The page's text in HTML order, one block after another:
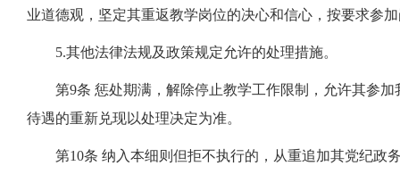
业道德观，坚定其重返教学岗位的决心和信心，按要求参
5.其他法律法规及政策规定允许的处理措施。
第9条 惩处期满，解除停止教学工作限制，允许其参
待遇的重新兑现以处理决定为准。
第10条 纳入本细则但拒不执行的，从重追加其党纪政